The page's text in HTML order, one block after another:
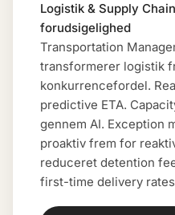
Logistik & Supply
forudsigelighed
Transportation
transformerer logistik
konkurrencefordel.
predictive ETA.
gennem AI. Exception
proaktiv frem for
reduceret detention
first-time delivery